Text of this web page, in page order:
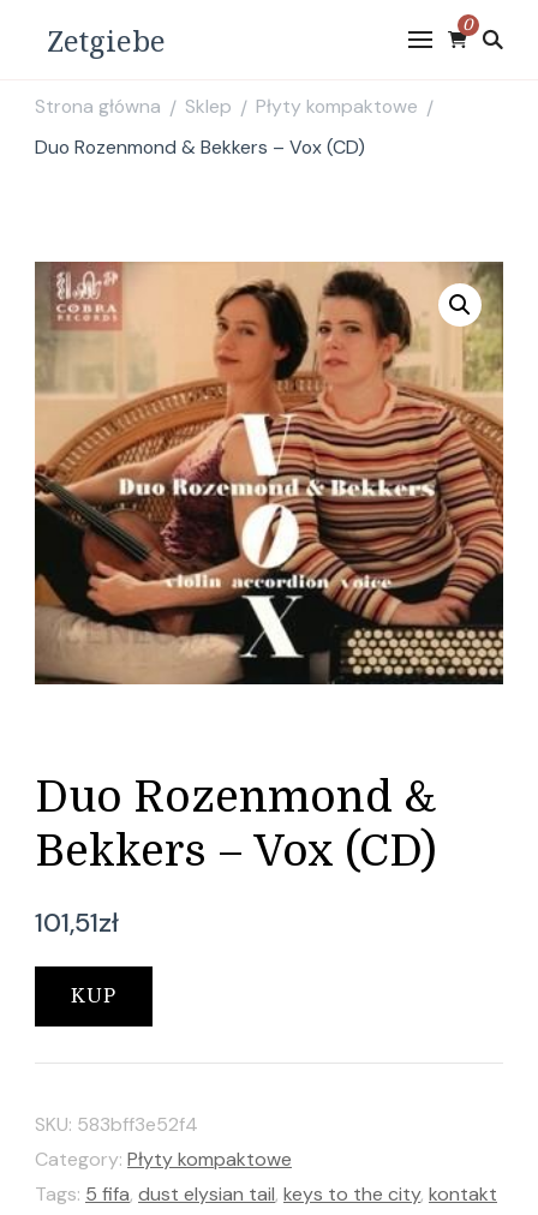
Zetgiebe 0
Strona główna / Sklep / Płyty kompaktowe /
Duo Rozenmond & Bekkers – Vox (CD)
Duo Rozenmond &
Bekkers – Vox (CD)
101,51zł
KUP
SKU: 583bff3e52f4
Category: Płyty kompaktowe
Tags: 5 fifa, dust elysian tail, keys to the city, kontakt